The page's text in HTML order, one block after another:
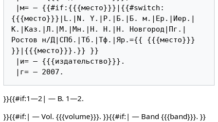
{{{место}}}|L.|N. Y.|P.|Б.|Б. м.|Ер.|Иер.|
К.|Каз.|Л.|М.|Мн.|Н. Н.|Н. Новгород|Пг.|
Ростов н/Д|СПб.|Тб.|Тф.|Яр.={{ {{{место}}}
}}|{{{место}}}.}} }}
}}{{#if:1—2| — В. 1—2.
}}{{#if:| — Vol. {{{volume}}}. }}{{#if:| — Band {{{band}}}. }}